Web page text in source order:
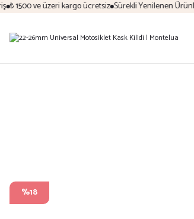
1500 ve üzeri kargo ücretsiz Sürekli Yenilenen Ürünler
%18